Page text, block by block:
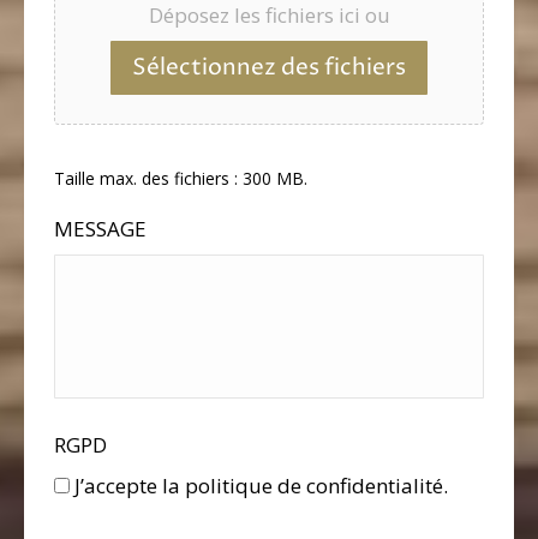
Déposez les fichiers ici ou
Sélectionnez des fichiers
Taille max. des fichiers : 300 MB.
MESSAGE
RGPD
J’accepte la politique de confidentialité.